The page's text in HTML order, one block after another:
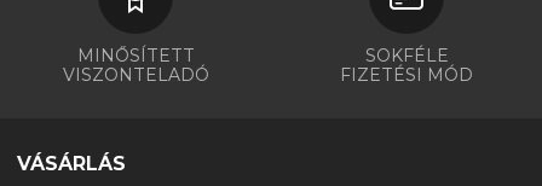
MINŐSÍTETT
VISZONTELADÓ
SOKFÉLE
FIZETÉSI MÓD
VÁSÁRLÁS